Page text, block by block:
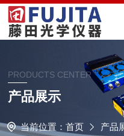
PRODUCTS CENTER
产品展示
当前位置： 首页 产品